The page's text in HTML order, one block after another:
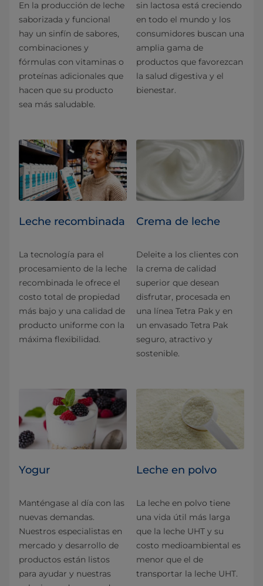
En la producción de leche
saborizada y funcional
hay un sinfín de sabores,
combinaciones y
fórmulas con vitaminas o
proteínas adicionales que
hacen que su producto
sea más saludable.
sin lactosa está creciendo
en todo el mundo y los
consumidores buscan una
amplia gama de
productos que favorezcan
la salud digestiva y el
bienestar.
Leche recombinada
La tecnología para el
procesamiento de la leche
recombinada le ofrece el
costo total de propiedad
más bajo y una calidad de
producto uniforme con la
máxima flexibilidad.
Crema de leche
Deleite a los clientes con
la crema de calidad
superior que desean
disfrutar, procesada en
una línea Tetra Pak y en
un envasado Tetra Pak
seguro, atractivo y
sostenible.
Yogur
Manténgase al día con las
nuevas demandas.
Nuestros especialistas en
mercado y desarrollo de
productos están listos
para ayudar y nuestras
Leche en polvo
La leche en polvo tiene
una vida útil más larga
que la leche UHT y su
costo medioambiental es
menor que el de
transportar la leche UHT.